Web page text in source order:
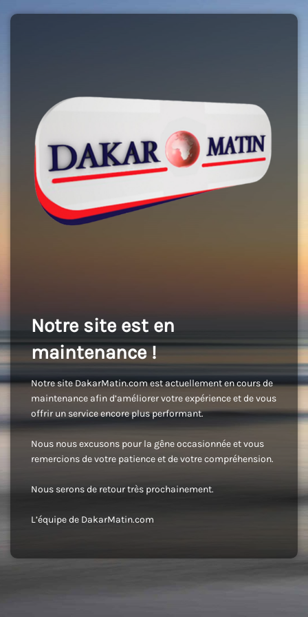
Notre site est en
maintenance !
Notre site DakarMatin.com est actuellement en cours de
maintenance afin d’améliorer votre expérience et de vous
offrir un service encore plus performant.
Nous nous excusons pour la gêne occasionnée et vous
remercions de votre patience et de votre compréhension.
Nous serons de retour très prochainement.
L’équipe de DakarMatin.com